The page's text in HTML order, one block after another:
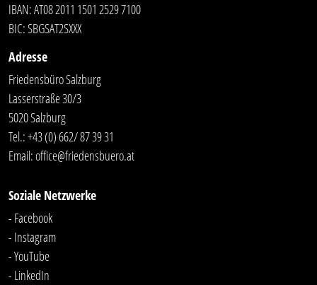
IBAN: AT08 2011 1501 2529 7100
BIC: SBGSAT2SXXX
Adresse
Friedensbüro Salzburg
Lasserstraße 30/3
5020 Salzburg
Tel.:+43 (0) 662/ 87 39 31
Email:office@friedensbuero.at
Soziale Netzwerke
- Facebook
- Instagram
- YouTube
- LinkedIn